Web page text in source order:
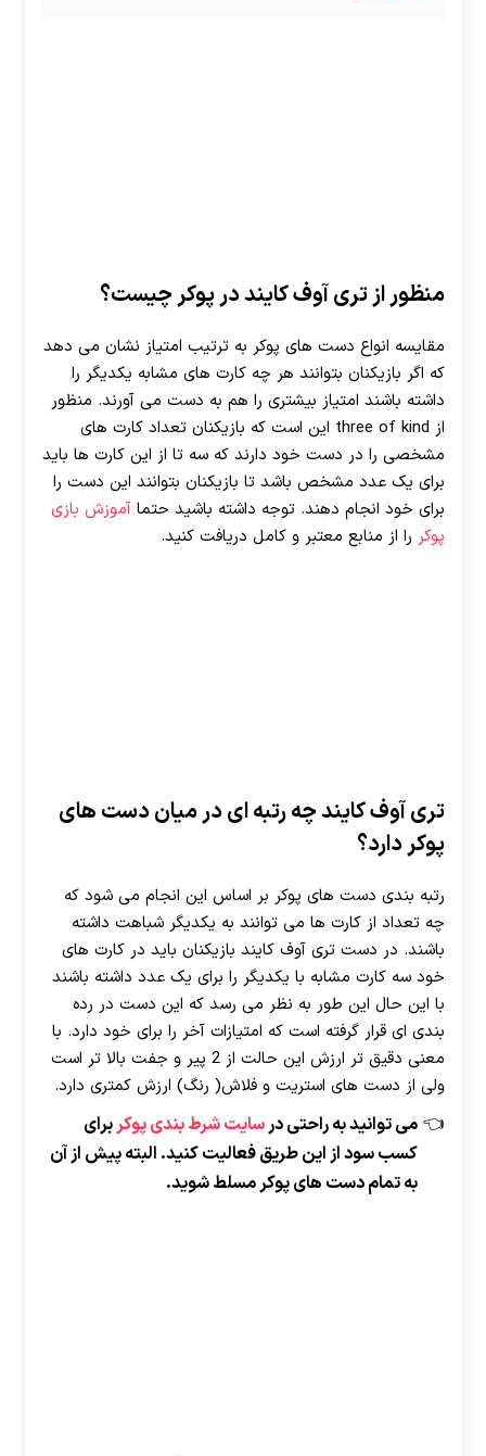
منظور از تری آوف کایند در پوکر چیست؟
مقایسه انواع دست های پوکر به ترتیب امتیاز نشان می‌ دهد
که اگر بازیکنان بتوانند هر چه کارت های مشابه یکدیگر را
داشته باشند امتیاز بیشتری را هم به دست می آورند. منظور
از three of kind این است که بازیکنان تعداد کارت های
مشخصی را در دست خود دارند که سه تا از این کارت ها باید
برای یک عدد مشخص باشد تا بازیکنان بتوانند این دست را
برای خود انجام دهند. توجه داشته باشید حتما آموزش بازی
پوکر را از منابع معتبر و کامل دریافت کنید.
تری آوف کایند چه رتبه ای در میان دست های
پوکر دارد؟
رتبه بندی دست های پوکر بر اساس این انجام می شود که
چه تعداد از کارت ها می توانند به یکدیگر شباهت داشته
باشند. در دست تری آوف کایند بازیکنان باید در کارت های
خود سه کارت مشابه با یکدیگر را برای یک عدد داشته باشند
با این حال این طور به نظر می رسد که این دست در رده
بندی ای قرار گرفته است که امتیازات آخر را برای خود دارد. با
معنی دقیق تر ارزش این حالت از 2 پیر و جفت بالا تر است
ولی از دست های استریت و فلاش( رنگ) ارزش کمتری دارد.
می توانید به راحتی در سایت شرط بندی پوکر برای
کسب سود از این طریق فعالیت کنید. البته پیش از آن
به تمام دست های پوکر مسلط شوید.